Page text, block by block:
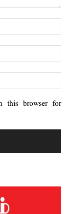
this browser for